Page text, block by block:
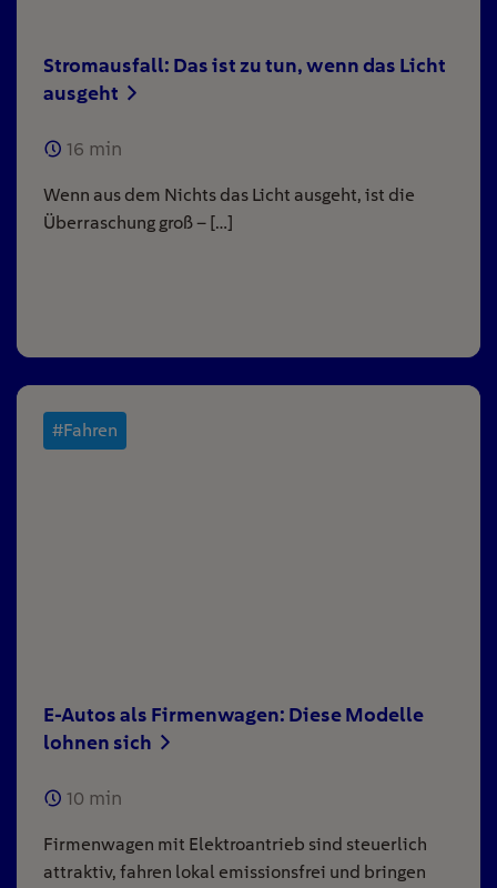
Stromausfall: Das ist zu tun, wenn das Licht
ausgeht
16 min
Wenn aus dem Nichts das Licht ausgeht, ist die
Überraschung groß – […]
#Fahren
E-Autos als Firmenwagen: Diese Modelle
lohnen sich
10 min
Firmenwagen mit Elektroantrieb sind steuerlich
attraktiv, fahren lokal emissionsfrei und bringen